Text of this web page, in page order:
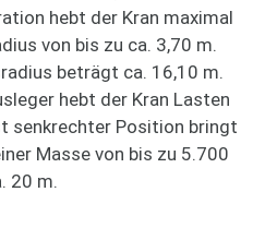
hebt der Kran maximal
von bis zu ca. 3,70 m.
beträgt ca. 16,10 m.
hebt der Kran Lasten
senkrechter Position bringt
Masse von bis zu 5.700
20 m.